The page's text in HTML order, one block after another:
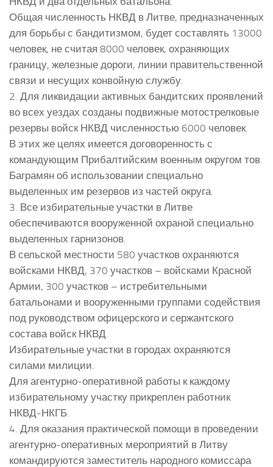
Общая численность НКВД в Литве, предназначенных
для борьбы с бандитизмом, будет составлять 13000
человек, не считая 8000 человек, охраняющих
границу, железные дороги, линии правительственной
связи и несущих конвойную службу.
2. Для ликвидации активных бандитских проявлений
во всех уездах созданы подвижные мотострелковые
резервы войск НКВД численностью 6000 человек.
В этих же целях имеется договоренность с
командующим Прибалтийским военным округом тов.
Баграмян об использовании специально
выделенных им резервов из частей округа.
3. Все избирательные участки в Литве
обеспечиваются вооруженной охраной специально
выделенных гарнизонов.
В сельской местности 580 участков охраняются
войсками НКВД, 370 участков – войсками Красной
Армии, 300 участков – истребительными
батальонами и вооруженными группами содействия
под руководством офицерского и сержантского
состава войск НКВД.
Избирательные участки в городах охраняются
силами милиции.
Для агентурно-оперативной работы к каждому
избирательному участку прикреплен работник
НКВД-НКГБ.
4. Для оказания практической помощи в проведении
агентурно-оперативных мероприятий в Литву
командируются заместитель народного комиссара